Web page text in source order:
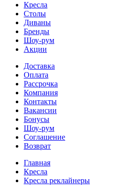
Кресла
Столы
Диваны
Бренды
Шоу-рум
Акции
Доставка
Оплата
Рассрочка
Компания
Контакты
Вакансии
Бонусы
Шоу-рум
Соглашение
Возврат
Главная
Кресла
Кресла реклайнеры